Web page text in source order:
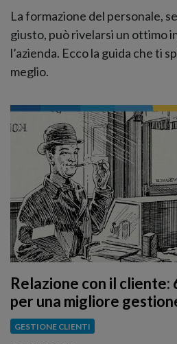
La formazione del personale,
giusto, può rivelarsi un ottimo
l’azienda. Ecco la guida che ti
meglio.
Relazione con il cliente:
per una migliore
GESTIONE CLIENTI